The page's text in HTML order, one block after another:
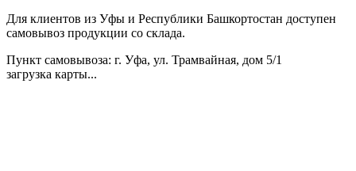
Для клиентов из Уфы и Республики Башкортостан доступен
самовывоз продукции со склада.
Пункт самовывоза: г. Уфа, ул. Трамвайная, дом 5/1
загрузка карты...